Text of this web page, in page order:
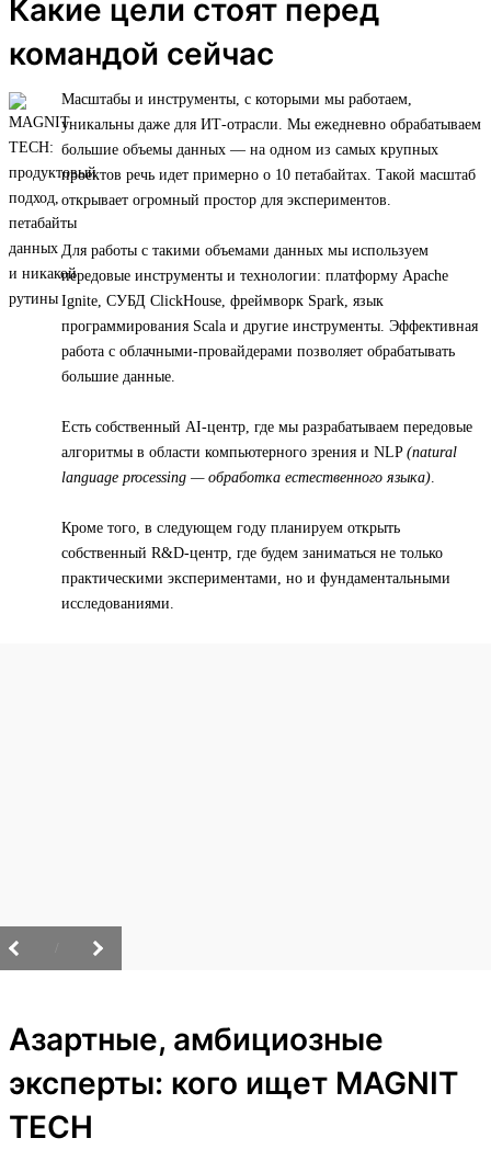
Какие цели стоят перед
командой сейчас
Масштабы и инструменты, с которыми мы работаем,
уникальны даже для ИТ-отрасли. Мы ежедневно обрабатываем
большие объемы данных — на одном из самых крупных
проектов речь идет примерно о 10 петабайтах. Такой масштаб
открывает огромный простор для экспериментов.
Для работы с такими объемами данных мы используем
передовые инструменты и технологии: платформу Apache
Ignite, СУБД ClickHouse, фреймворк Spark, язык
программирования Scala и другие инструменты. Эффективная
работа с облачными-провайдерами позволяет обрабатывать
большие данные.
Есть собственный AI-центр, где мы разрабатываем передовые
алгоритмы в области компьютерного зрения и NLP (natural
language processing — обработка естественного языка).
Кроме того, в следующем году планируем открыть
собственный R&D-центр, где будем заниматься не только
практическими экспериментами, но и фундаментальными
исследованиями.
Азартные, амбициозные
эксперты: кого ищет MAGNIT
TECH